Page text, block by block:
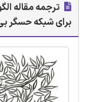
ترجمه مقاله
برای شبکه حسگر